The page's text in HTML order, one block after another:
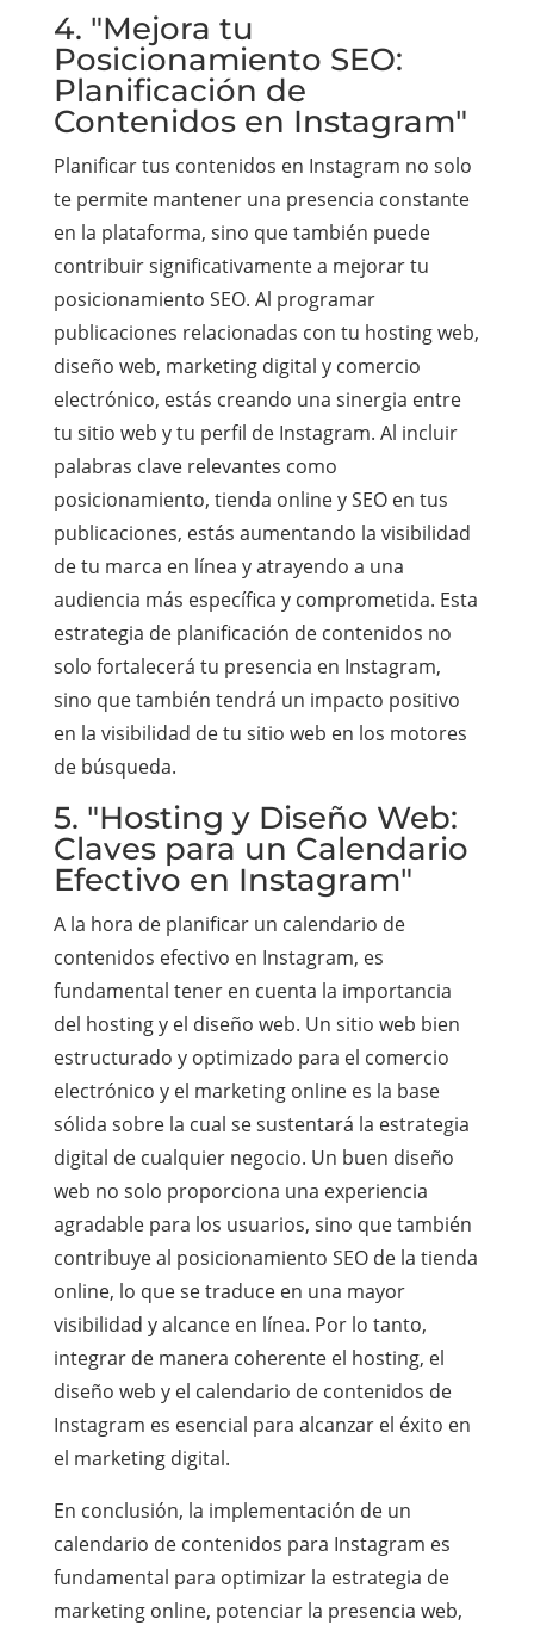
4. "Mejora tu
Posicionamiento SEO:
Planificación de
Contenidos en Instagram"
Planificar tus contenidos en Instagram no solo
te permite mantener una presencia constante
en la plataforma, sino que también puede
contribuir significativamente a mejorar tu
posicionamiento SEO. Al programar
publicaciones relacionadas con tu hosting web,
diseño web, marketing digital y comercio
electrónico, estás creando una sinergia entre
tu sitio web y tu perfil de Instagram. Al incluir
palabras clave relevantes como
posicionamiento, tienda online y SEO en tus
publicaciones, estás aumentando la visibilidad
de tu marca en línea y atrayendo a una
audiencia más específica y comprometida. Esta
estrategia de planificación de contenidos no
solo fortalecerá tu presencia en Instagram,
sino que también tendrá un impacto positivo
en la visibilidad de tu sitio web en los motores
de búsqueda.
5. "Hosting y Diseño Web:
Claves para un Calendario
Efectivo en Instagram"
A la hora de planificar un calendario de
contenidos efectivo en Instagram, es
fundamental tener en cuenta la importancia
del hosting y el diseño web. Un sitio web bien
estructurado y optimizado para el comercio
electrónico y el marketing online es la base
sólida sobre la cual se sustentará la estrategia
digital de cualquier negocio. Un buen diseño
web no solo proporciona una experiencia
agradable para los usuarios, sino que también
contribuye al posicionamiento SEO de la tienda
online, lo que se traduce en una mayor
visibilidad y alcance en línea. Por lo tanto,
integrar de manera coherente el hosting, el
diseño web y el calendario de contenidos de
Instagram es esencial para alcanzar el éxito en
el marketing digital.
En conclusión, la implementación de un
calendario de contenidos para Instagram es
fundamental para optimizar la estrategia de
marketing online, potenciar la presencia web,